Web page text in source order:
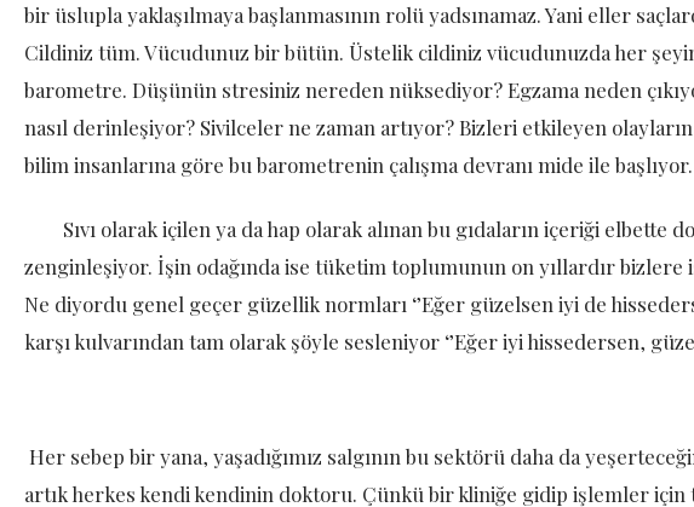
bir üslupla yaklaşılmaya başlanmasının rolü yadsınamaz. Yani eller
Cildiniz tüm. Vücudunuz bir bütün. Üstelik cildiniz vücudunuzda her
barometre. Düşünün stresiniz nereden nüksediyor? Egzama neden
nasıl derinleşiyor? Sivilceler ne zaman artıyor? Bizleri etkileyen
bilim insanlarına göre bu barometrenin çalışma devranı mide ile başlıyor.
Sıvı olarak içilen ya da hap olarak alınan bu gıdaların içeriği elbette
zenginleşiyor. İşin odağında ise tüketim toplumunun on yıllardır bizlere
Ne diyordu genel geçer güzellik normları ‘’Eğer güzelsen iyi de
karşı kulvarından tam olarak şöyle sesleniyor ‘’Eğer iyi hissedersen,
Her sebep bir yana, yaşadığımız salgının bu sektörü daha da
artık herkes kendi kendinin doktoru. Çünkü bir kliniğe gidip işlemler için